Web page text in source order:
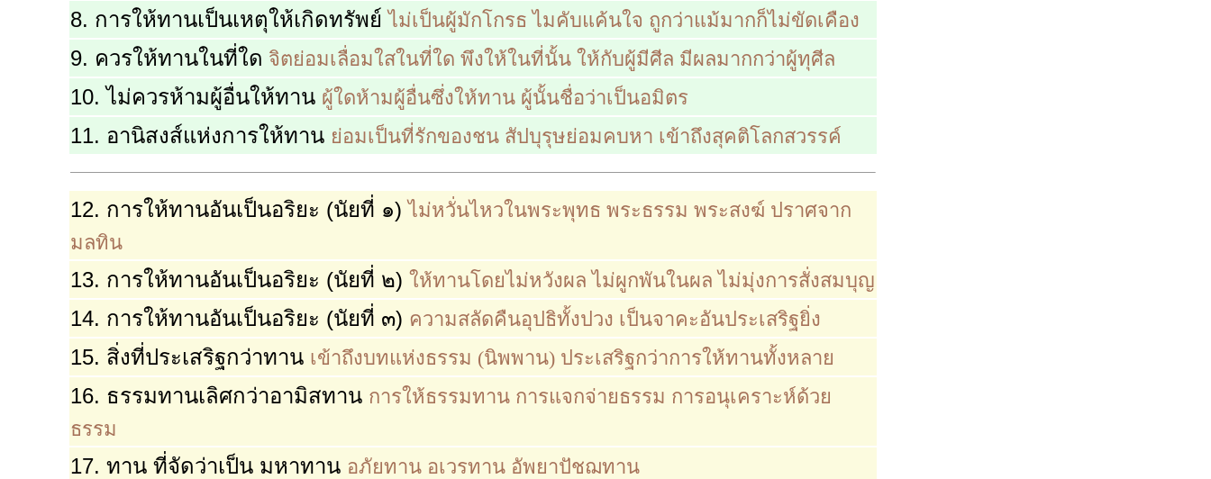
8. การให้ทานเป็นเหตุให้เกิดทรัพย์ไม่เป็นผู้มักโกรธ ไมคับแค้นใจ ถูกว่าแม้มากก็ไม่ขัดเคือง
9. ควรให้ทานในที่ใด จิตย่อมเลื่อมใสในที่ใด พึงให้ในที่นั้น ให้กับผู้มีศีล มีผลมากกว่าผู้ทุศีล
10. ไม่ควรห้ามผู้อื่นให้ทาน ผู้ใดห้ามผู้อื่นซึ่งให้ทาน ผู้นั้นชื่อว่าเป็นอมิตร
11. อานิสงส์แห่งการให้ทาน ย่อมเป็นที่รักของชน สัปบุรุษย่อมคบหา เข้าถึงสุคติโลกสวรรค์
12. การให้ทานอันเป็นอริยะ (นัยที่ ๑)ไม่หวั่นไหวในพระพุทธ พระธรรม พระสงฆ์ ปราศจาก
มลทิน
13. การให้ทานอันเป็นอริยะ (นัยที่ ๒) ให้ทานโดยไม่หวังผล ไม่ผูกพันในผล ไม่มุ่งการสั่งสมบุญ
14. การให้ทานอันเป็นอริยะ (นัยที่ ๓) ความสลัดคืนอุปธิทั้งปวง เป็นจาคะอันประเสริฐยิ่ง
15. สิ่งที่ประเสริฐกว่าทาน เข้าถึงบทแห่งธรรม (นิพพาน) ประเสริฐกว่าการให้ทานทั้งหลาย
16. ธรรมทานเลิศกว่าอามิสทาน การให้ธรรมทาน การแจกจ่ายธรรม การอนุเคราะห์ด้วย
ธรรม
17. ทาน ที่จัดว่าเป็น มหาทาน อภัยทาน อเวรทาน อัพยาปัชฌทาน